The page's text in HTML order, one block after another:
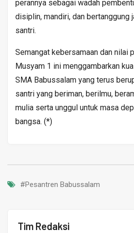
perannya sebagai wadah
disiplin, mandiri, dan bertanggung
santri.
Semangat kebersamaan dan nilai
Musyam 1 ini menggambarkan
SMA Babussalam yang terus
santri yang beriman, berilmu,
mulia serta unggul untuk masa
bangsa. (*)
#Pesantren Babussalam
Tim Redaksi